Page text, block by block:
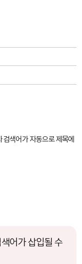
검색어가 자동으로 제목에
어가 삽입될 수